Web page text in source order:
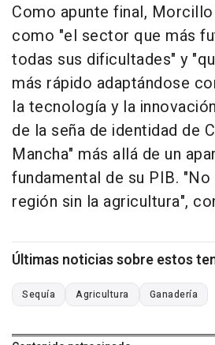
Como apunte final,
como "el sector que más
todas sus dificultades" y
más rápido adaptándose
la tecnología y la
de la seña de identidad de
Mancha" más allá de un
fundamental de su PIB.
región sin la agricultura",
Últimas noticias sobre estos
Sequía Agricultura Ganadería